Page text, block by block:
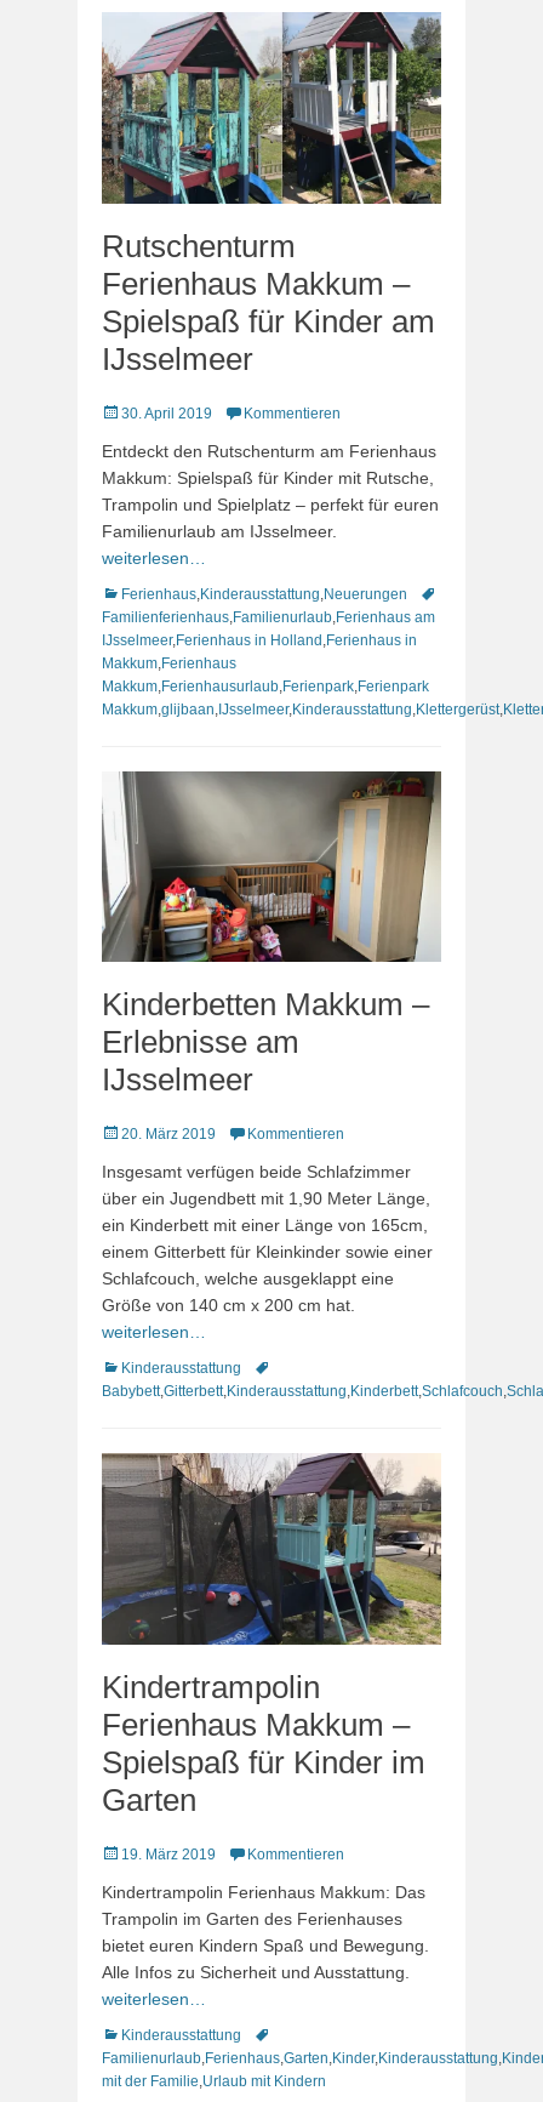
Rutschenturm
Ferienhaus Makkum –
Spielspaß für Kinder am
IJsselmeer
Veröffentlicht
30. April 2019 Kommentieren
Entdeckt den Rutschenturm am Ferienhaus
Makkum: Spielspaß für Kinder mit Rutsche,
Trampolin und Spielplatz – perfekt für euren
Familienurlaub am IJsselmeer.
weiterlesen…
Kategorien
Ferienhaus Kinderausstattung Neuerungen
Schlagworte
Familienferienhaus Familienurlaub Ferienhaus am
IJsselmeer, Ferienhaus in Holland Ferienhaus in
Makkum Ferienhaus
Makkum Ferienhausurlaub Ferienpark Ferienpark
Makkum glijbaan IJsselmeer, Kinderausstattung Klettergerüst
Kinderbetten Makkum –
Erlebnisse am
IJsselmeer
Veröffentlicht
20. März 2019 Kommentieren
Insgesamt verfügen beide Schlafzimmer
über ein Jugendbett mit 1,90 Meter Länge,
ein Kinderbett mit einer Länge von 165cm,
einem Gitterbett für Kleinkinder sowie einer
Schlafcouch, welche ausgeklappt eine
Größe von 140 cm x 200 cm hat.
weiterlesen…
Kategorien
Kinderausstattung
Schlagworte
Babybett,Gitterbett,Kinderausstattung,Kinderbett,Schlafcouch,
Kindertrampolin
Ferienhaus Makkum –
Spielspaß für Kinder im
Garten
Veröffentlicht
19. März 2019 Kommentieren
Kindertrampolin Ferienhaus Makkum: Das
Trampolin im Garten des Ferienhauses
bietet euren Kindern Spaß und Bewegung.
Alle Infos zu Sicherheit und Ausstattung.
weiterlesen…
Kategorien
Kinderausstattung
Schlagworte
Familienurlaub Ferienhaus Garten Kinder, Kinderausstattung
mit der Familie Urlaub mit Kindern